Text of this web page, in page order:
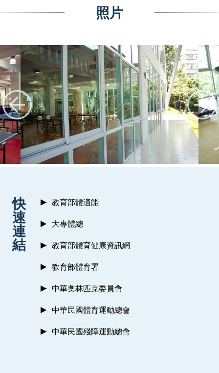
照片
快
速
連
結
教育部體適能
大專體總
教育部體育健康資訊網
教育部體育署
中華奧林匹克委員會
中華民國體育運動總會
中華民國殘障運動總會